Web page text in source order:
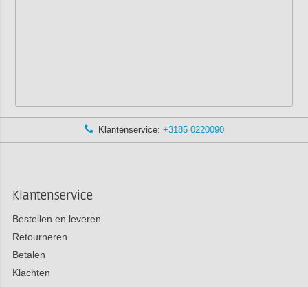
Klantenservice: +3185 0220090
Klantenservice
Bestellen en leveren
Retourneren
Betalen
Klachten